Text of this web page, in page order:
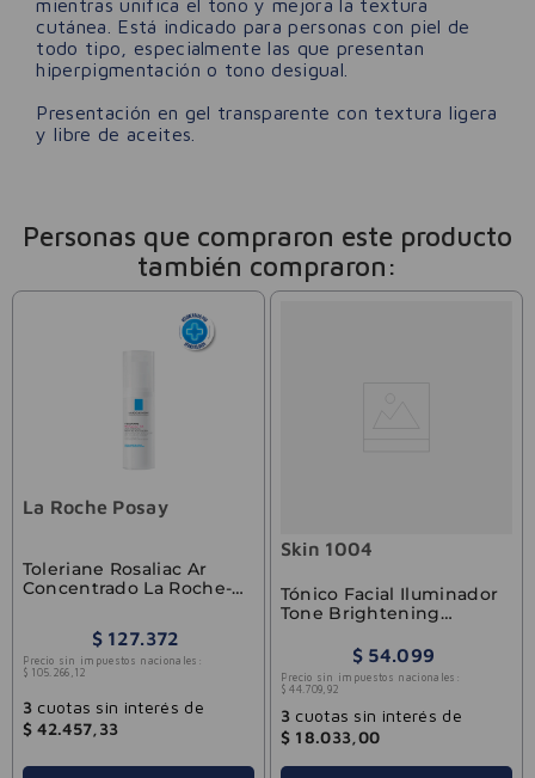
mientras unifica el tono y mejora la textura
cutánea. Está indicado para personas con piel de
todo tipo, especialmente las que presentan
hiperpigmentación o tono desigual.
Presentación en gel transparente con textura ligera
y libre de aceites.
Personas que compraron este producto
también compraron:
La Roche Posay
Toleriane Rosaliac Ar
Concentrado La Roche-
$ 127.372
Precio sin impuestos nacionales:
$ 105 266 12
3cuotas sin interés de
$ 42.457 33
Skin 1004
Tónico Facial Iluminador
Tone Brightening
Skin1004$ 54.099
Precio sin impuestos nacionales:
$ 44. 709 92
3cuotas sin interés de
$ 18.033 00